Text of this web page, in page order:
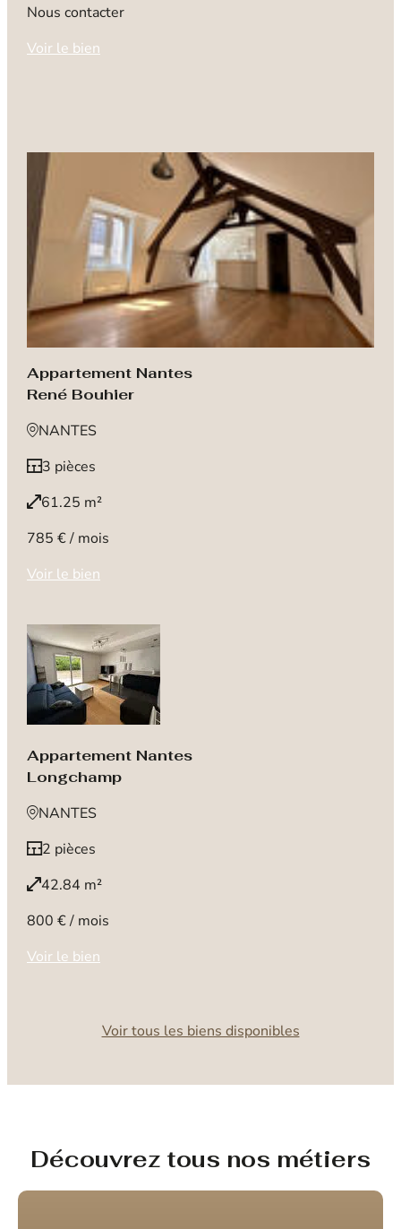
Nous contacter
Voir le bien
Appartement Nantes
René Bouhier
NANTES
3 pièces
61.25 m²
785 € / mois
Voir le bien
Appartement Nantes
Longchamp
NANTES
2 pièces
42.84 m²
800 € / mois
Voir le bien
Voir tous les biens disponibles
Découvrez tous nos métiers